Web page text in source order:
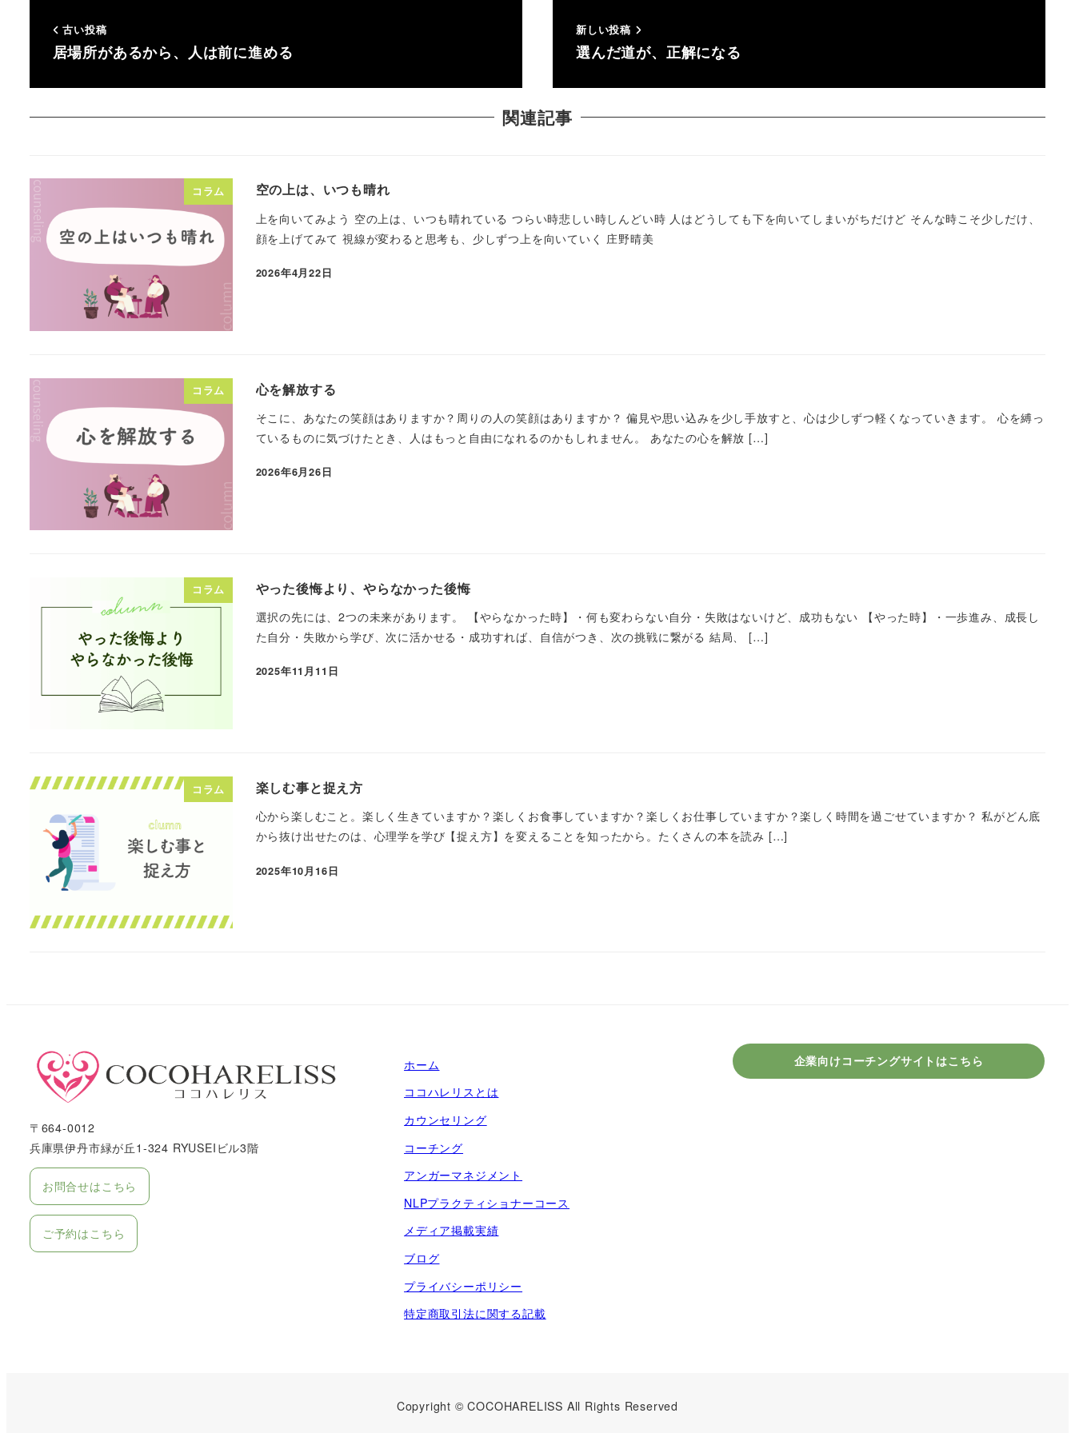
古い投稿
居場所があるから、人は前に進める
新しい投稿
選んだ道が、正解になる
関連記事
コラム 空の上は、いつも晴れ
上を向いてみよう 空の上は、いつも晴れている つらい時悲しい時しんどい時 人はどうしても下を向いてしまいがちだけど そんな時こそ少しだけ、
顔を上げてみて 視線が変わると思考も、少しずつ上を向いていく 庄野晴美
投稿日
2026年4月22日
コラム 心を解放する
そこに、あなたの笑顔はありますか？周りの人の笑顔はありますか？ 偏見や思い込みを少し手放すと、心は少しずつ軽くなっていきます。 心を縛っ
ているものに気づけたとき、人はもっと自由になれるのかもしれません。 あなたの心を解放 […]
投稿日
2026年6月26日
コラム やった後悔より、やらなかった後悔
選択の先には、2つの未来があります。 【やらなかった時】・何も変わらない自分・失敗はないけど、成功もない 【やった時】・一歩進み、成長し
た自分・失敗から学び、次に活かせる・成功すれば、自信がつき、次の挑戦に繋がる 結局、 […]
投稿日
2025年11月11日
コラム 楽しむ事と捉え方
心から楽しむこと。楽しく生きていますか？楽しくお食事していますか？楽しくお仕事していますか？楽しく時間を過ごせていますか？ 私がどん底
から抜け出せたのは、心理学を学び【捉え方】を変えることを知ったから。たくさんの本を読み […]
投稿日
2025年10月16日
〒664-0012
兵庫県伊丹市緑が丘1-324 RYUSEIビル3階
お問合せはこちら
ご予約はこちら
ホーム
ココハレリスとは
カウンセリング
コーチング
アンガーマネジメント
NLPプラクティショナーコース
メディア掲載実績
ブログ
プライバシーポリシー
特定商取引法に関する記載
企業向けコーチングサイトはこちら
Copyright © COCOHARELISS All Rights Reserved